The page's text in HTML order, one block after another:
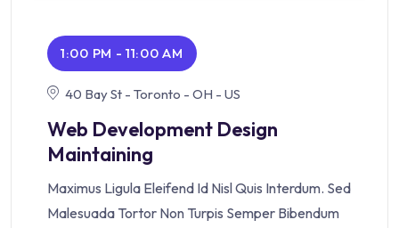
1:00 PM - 11:00 AM
40 Bay St - Toronto - OH - US
Web Development Design
Maintaining
Maximus Ligula Eleifend Id Nisl Quis Interdum. Sed
Malesuada Tortor Non Turpis Semper Bibendum